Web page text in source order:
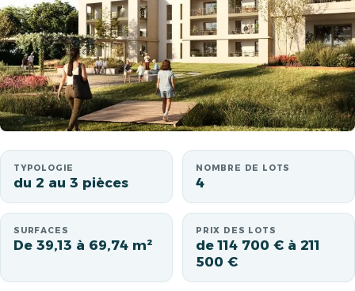
TYPOLOGIE
du 2 au 3 pièces
NOMBRE DE LOTS
4
SURFACES
De 39,13 à 69,74 m²
PRIX DES LOTS
de 114 700 € à 211
500 €